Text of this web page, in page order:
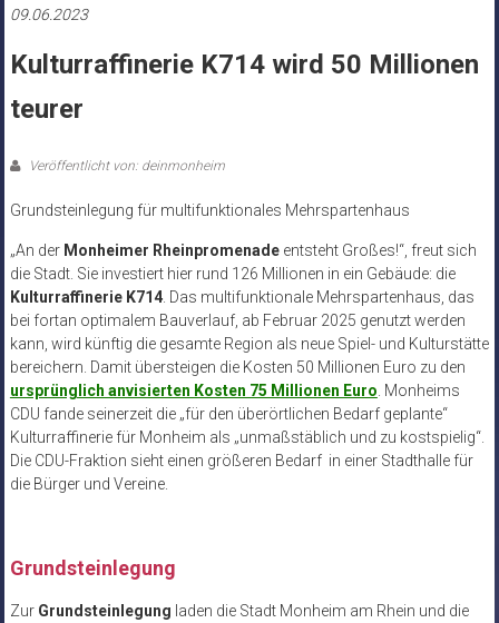
09.06.2023
Kulturraffinerie K714 wird 50 Millionen
teurer
Veröffentlicht von: deinmonheim
Grundsteinlegung für multifunktionales Mehrspartenhaus
„An der Monheimer Rheinpromenadeentsteht Großes!“, freut sich
die Stadt. Sie investiert hier rund 126 Millionen in ein Gebäude: die
Kulturraffinerie K714. Das multifunktionale Mehrspartenhaus, das
bei fortan optimalem Bauverlauf, ab Februar 2025 genutzt werden
kann, wird künftig die gesamte Region als neue Spiel- und Kulturstätte
bereichern. Damit übersteigen die Kosten 50 Millionen Euro zu den
ursprünglich anvisierten Kosten 75 Millionen Euro . Monheims
CDU fande seinerzeit die „für den überörtlichen Bedarf geplante“
Kulturraffinerie für Monheim als „unmaßstäblich und zu kostspielig“.
Die CDU-Fraktion sieht einen größeren Bedarf in einer Stadthalle für
die Bürger und Vereine.
Grundsteinlegung
Zur Grundsteinlegung laden die Stadt Monheim am Rhein und die